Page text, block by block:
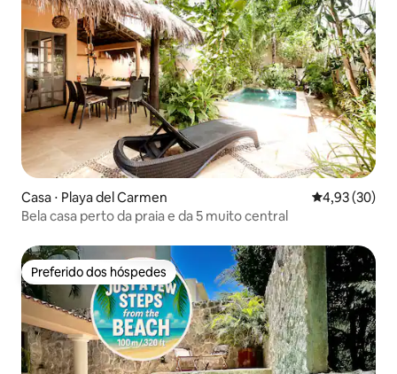
Casa ⋅ Playa del Carmen 4,93 de uma
4,93 (30)
Bela casa perto da praia e da 5 muito central
Preferido dos hóspedes
Preferido dos hóspedes